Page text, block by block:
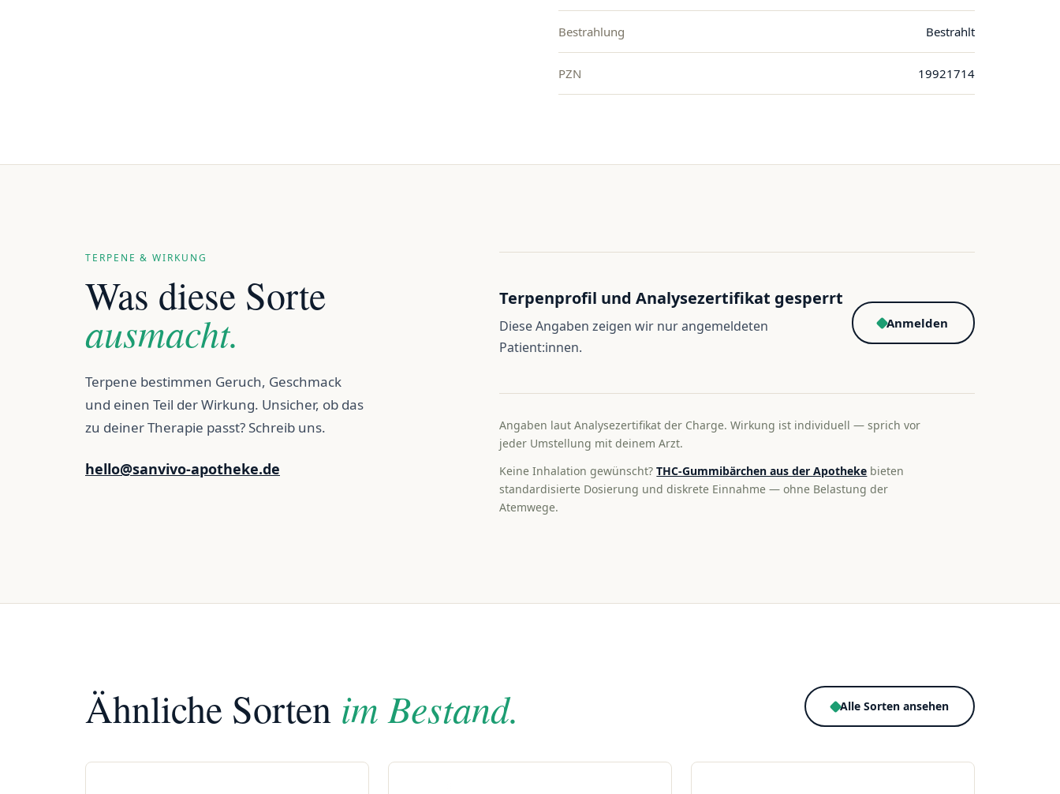
Bestrahlung Bestrahlt
PZN 19921714
TERPENE & WIRKUNG
Was diese Sorte
ausmacht.
Terpene bestimmen Geruch, Geschmack
und einen Teil der Wirkung. Unsicher, ob das
zu deiner Therapie passt? Schreib uns.
hello@sanvivo-apotheke.de
Terpenprofil und Analysezertifikat gesperrt
Diese Angaben zeigen wir nur angemeldeten
Patient:innen.
Anmelden
Angaben laut Analysezertifikat der Charge. Wirkung ist individuell — sprich vor
jeder Umstellung mit deinem Arzt.
Keine Inhalation gewünscht?THC-Gummibärchen aus der Apotheke bieten
standardisierte Dosierung und diskrete Einnahme — ohne Belastung der
Atemwege.
Ähnliche Sorten im Bestand. Alle Sorten ansehen